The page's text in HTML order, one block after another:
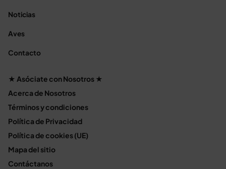
Noticias
Aves
Contacto
★ Asóciate con Nosotros ★
Acerca de Nosotros
Términos y condiciones
Política de Privacidad
Política de cookies (UE)
Mapa del sitio
Contáctanos